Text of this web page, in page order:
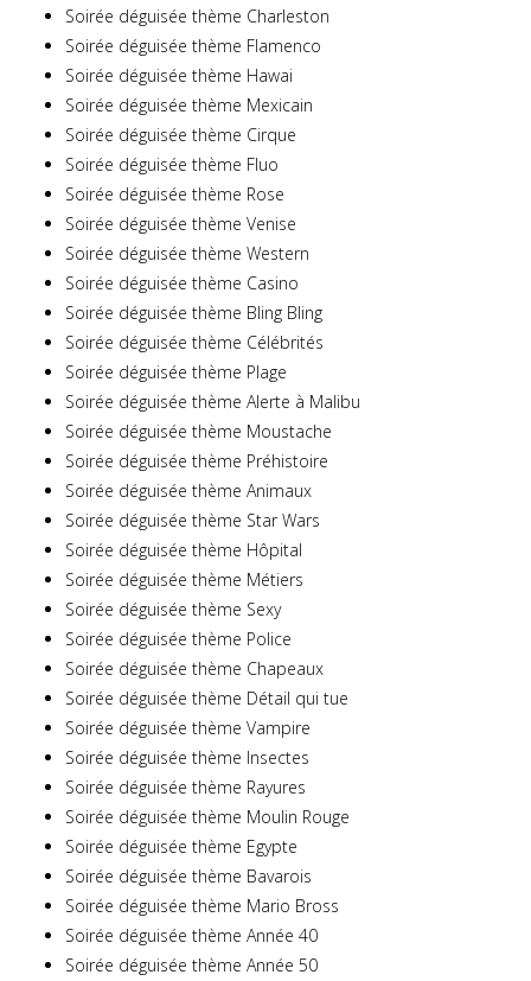
Soirée déguisée thème Charleston
Soirée déguisée thème Flamenco
Soirée déguisée thème Hawai
Soirée déguisée thème Mexicain
Soirée déguisée thème Cirque
Soirée déguisée thème Fluo
Soirée déguisée thème Rose
Soirée déguisée thème Venise
Soirée déguisée thème Western
Soirée déguisée thème Casino
Soirée déguisée thème Bling Bling
Soirée déguisée thème Célébrités
Soirée déguisée thème Plage
Soirée déguisée thème Alerte à Malibu
Soirée déguisée thème Moustache
Soirée déguisée thème Préhistoire
Soirée déguisée thème Animaux
Soirée déguisée thème Star Wars
Soirée déguisée thème Hôpital
Soirée déguisée thème Métiers
Soirée déguisée thème Sexy
Soirée déguisée thème Police
Soirée déguisée thème Chapeaux
Soirée déguisée thème Détail qui tue
Soirée déguisée thème Vampire
Soirée déguisée thème Insectes
Soirée déguisée thème Rayures
Soirée déguisée thème Moulin Rouge
Soirée déguisée thème Egypte
Soirée déguisée thème Bavarois
Soirée déguisée thème Mario Bross
Soirée déguisée thème Année 40
Soirée déguisée thème Année 50